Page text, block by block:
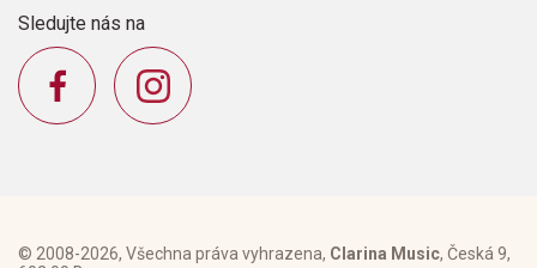
Sledujte nás na
© 2008-2026, Všechna práva vyhrazena, Clarina Music, Česká 9,